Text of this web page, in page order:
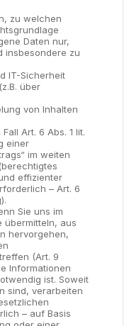
zu welchen
Daten nur,
insbesondere zu
IT-Sicherheit
über
von Inhalten
Art. 6 Abs. 1 lit.
einer
im weiten
effizienter
– Art. 6
Sie uns im
übermitteln, aus
hervorgehen,
(Art. 9
Informationen
ist. Soweit
sind, verarbeiten
– auf Basis